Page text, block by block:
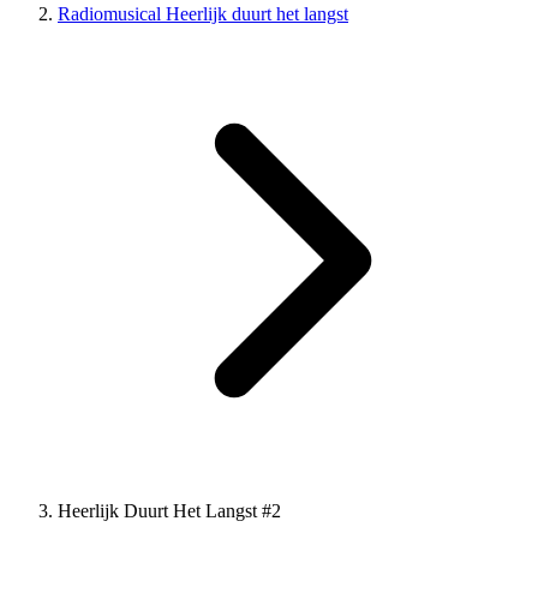
Radiomusical Heerlijk duurt het langst
Heerlijk Duurt Het Langst #2